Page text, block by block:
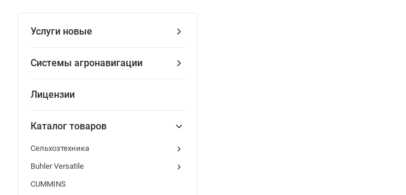
Услуги новые
Системы агронавигации
Лицензии
Каталог товаров
Сельхозтехника
Buhler Versatile
CUMMINS